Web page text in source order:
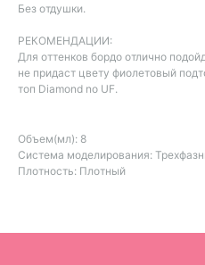
Без отдушки.
РЕКОМЕНДАЦИИ:
Для оттенков бордо отлично
не придаст цвету фиолетовый
топ Diamond no UF.
Объем(мл): 8
Система моделирования:
Плотность: Плотный